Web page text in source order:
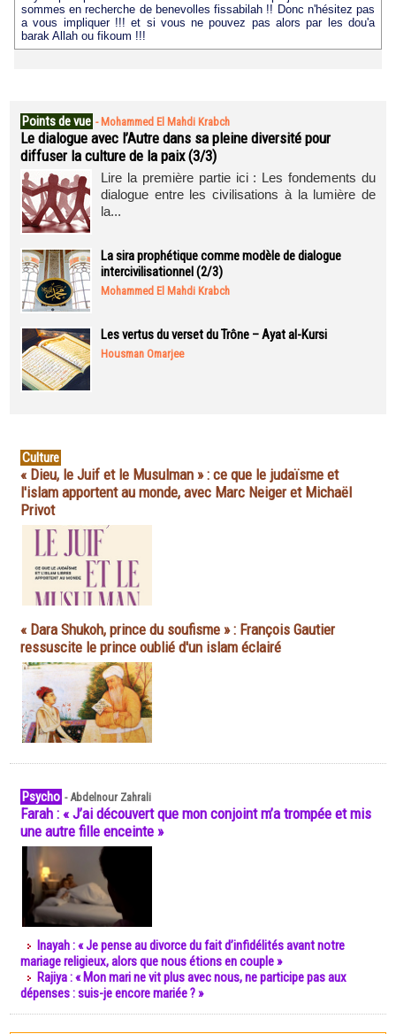
sommes en recherche de benevolles fissabilah !! Donc n'hésitez pas
a vous impliquer !!! et si vous ne pouvez pas alors par les dou'a
barak Allah ou fikoum !!!
Points de vue - Mohammed El Mahdi Krabch
Le dialogue avec l’Autre dans sa pleine diversité pour
diffuser la culture de la paix (3/3)
Lire la première partie ici : Les fondements du
dialogue entre les civilisations à la lumière de
la...
La sira prophétique comme modèle de dialogue
intercivilisationnel (2/3)
Mohammed El Mahdi Krabch
Les vertus du verset du Trône – Ayat al-Kursi
Housman Omarjee
Culture
« Dieu, le Juif et le Musulman » : ce que le judaïsme et
l'islam apportent au monde, avec Marc Neiger et Michaël
Privot
« Dara Shukoh, prince du soufisme » : François Gautier
ressuscite le prince oublié d'un islam éclairé
Psycho -Abdelnour Zahrali
Farah : « J’ai découvert que mon conjoint m’a trompée et mis
une autre fille enceinte »
Inayah : « Je pense au divorce du fait d’infidélités avant notre
mariage religieux, alors que nous étions en couple »
Rajiya : « Mon mari ne vit plus avec nous, ne participe pas aux
dépenses : suis-je encore mariée ? »